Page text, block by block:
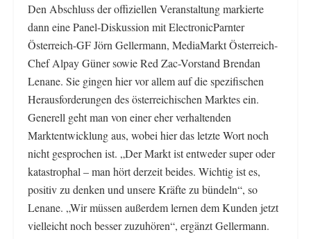
Den Abschluss der offiziellen Veranstaltung markierte
dann eine Panel-Diskussion mit ElectronicParnter
Österreich-GF Jörn Gellermann, MediaMarkt Österreich-
Chef Alpay Güner sowie Red Zac-Vorstand Brendan
Lenane. Sie gingen hier vor allem auf die spezifischen
Herausforderungen des österreichischen Marktes ein.
Generell geht man von einer eher verhaltenden
Marktentwicklung aus, wobei hier das letzte Wort noch
nicht gesprochen ist. „Der Markt ist entweder super oder
katastrophal – man hört derzeit beides. Wichtig ist es,
positiv zu denken und unsere Kräfte zu bündeln“, so
Lenane. „Wir müssen außerdem lernen dem Kunden jetzt
vielleicht noch besser zuzuhören“, ergänzt Gellermann.